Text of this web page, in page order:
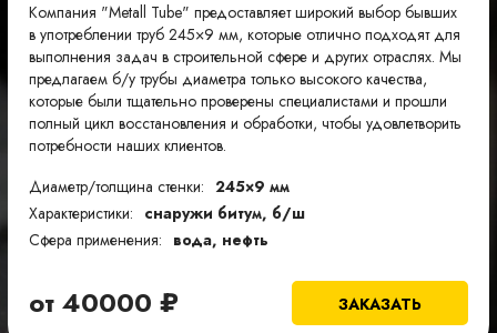
Компания "Metall Tube" предоставляет широкий выбор бывших
в употреблении труб 245×9 мм, которые отлично подходят для
выполнения задач в строительной сфере и других отраслях. Мы
предлагаем б/у трубы диаметра только высокого качества,
которые были тщательно проверены специалистами и прошли
полный цикл восстановления и обработки, чтобы удовлетворить
потребности наших клиентов.
Диаметр/толщина стенки: 245×9 мм
Характеристики: снаружи битум, б/ш
Сфера применения: вода, нефть
от40000 ₽ ЗАКАЗАТЬ